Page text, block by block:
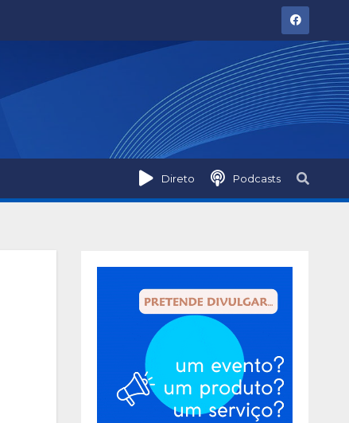
Direto Podcasts